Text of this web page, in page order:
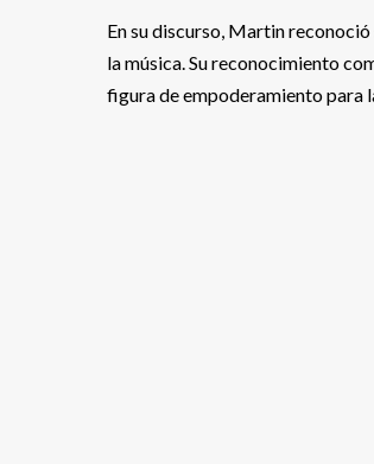
En su discurso, Martin
la música. Su reconocimiento
figura de empoderamiento para